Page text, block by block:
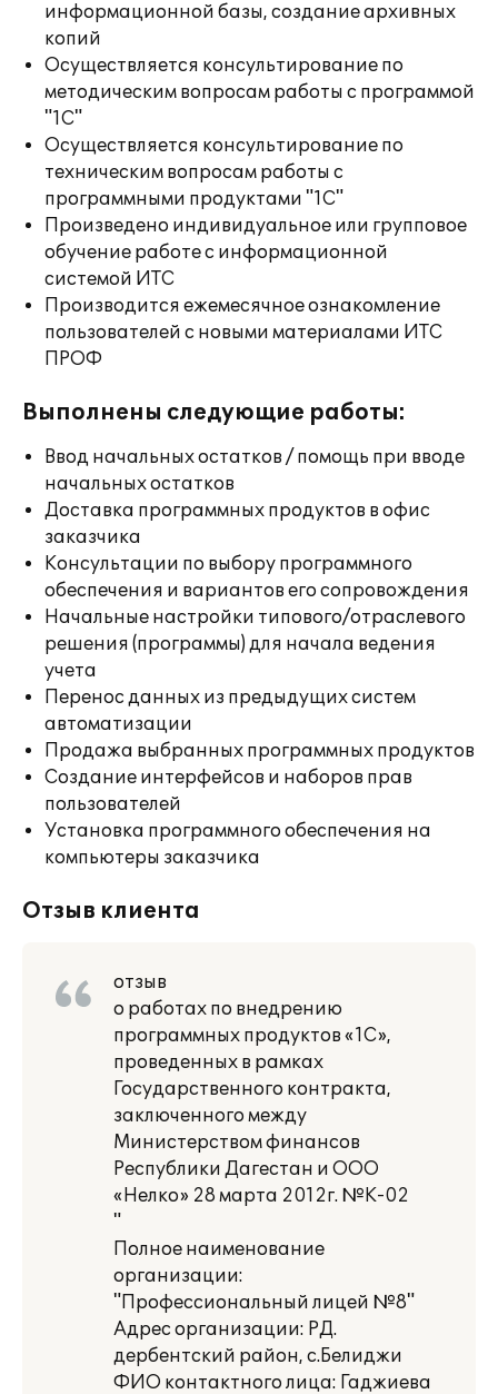
информационной базы, создание архивных
копий
Осуществляется консультирование по
методическим вопросам работы с программой
"1С"
Осуществляется консультирование по
техническим вопросам работы с
программными продуктами "1С"
Произведено индивидуальное или групповое
обучение работе с информационной
системой ИТС
Производится ежемесячное ознакомление
пользователей с новыми материалами ИТС
ПРОФ
Выполнены следующие работы:
Ввод начальных остатков / помощь при вводе
начальных остатков
Доставка программных продуктов в офис
заказчика
Консультации по выбору программного
обеспечения и вариантов его сопровождения
Начальные настройки типового/отраслевого
решения (программы) для начала ведения
учета
Перенос данных из предыдущих систем
автоматизации
Продажа выбранных программных продуктов
Создание интерфейсов и наборов прав
пользователей
Установка программного обеспечения на
компьютеры заказчика
Отзыв клиента
отзыв
о работах по внедрению
программных продуктов «1С»,
проведенных в рамках
Государственного контракта,
заключенного между
Министерством финансов
Республики Дагестан и ООО
«Нелко» 28 марта 2012г. №К-02
"
Полное наименование
организации:
"Профессиональный лицей №8"
Адрес организации: РД.
дербентский район, с.Белиджи
ФИО контактного лица: Гаджиева